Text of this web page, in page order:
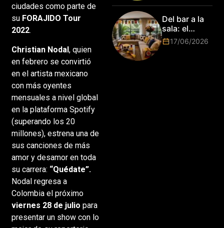
ciudades como parte de
su FORAJIDO Tour
2022.
Christian Nodal, quien
en febrero se convirtió
en el artista mexicano
con más oyentes
mensuales a nivel global
en la plataforma Spotify
(superando los 20
millones), estrena una de
sus canciones de más
amor y desamor en toda
su carrera: “Quédate”.
Nodal regresa a
Colombia el próximo
viernes 28 de julio para
presentar un show con lo
Mundo de
Park de Roma
2026!
Del bar a la
sala: el
Mundial
2026 vuelve
17/06/2026